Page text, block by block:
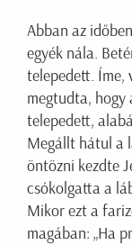
Abban az
egyék nála.
telepedett. Íme,
megtudta, hogy
telepedett,
Megállt hátul a
öntözni kezdte
csókolgatta a
Mikor ezt a
magában: „Ha